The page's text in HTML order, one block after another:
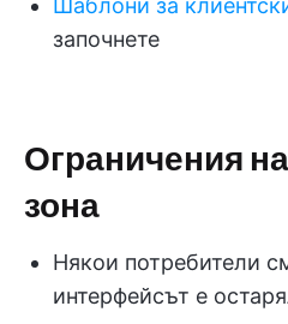
Шаблони за
започнете
Ограничения
зона
Някои потребители
интерфейсът е